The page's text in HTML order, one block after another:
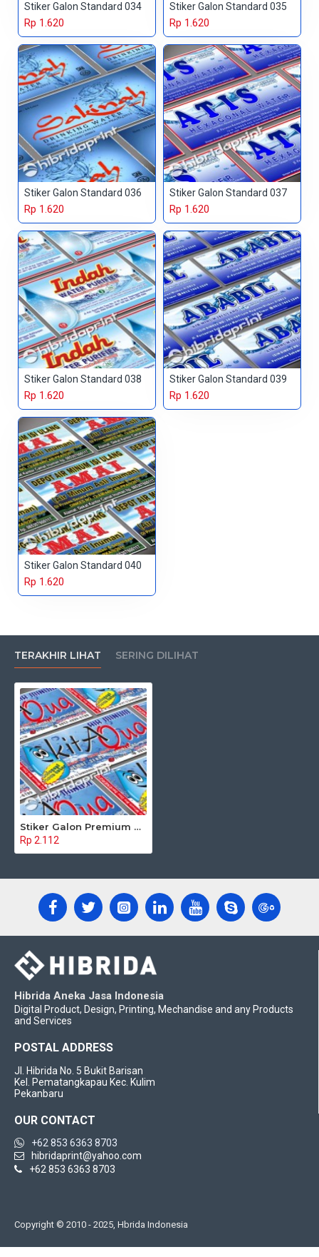
Stiker Galon Standard 034
Rp 1.620
Stiker Galon Standard 035
Rp 1.620
Stiker Galon Standard 036
Rp 1.620
Stiker Galon Standard 037
Rp 1.620
Stiker Galon Standard 038
Rp 1.620
Stiker Galon Standard 039
Rp 1.620
Stiker Galon Standard 040
Rp 1.620
TERAKHIR LIHAT SERING DILIHAT
Stiker Galon Premium 041
Rp 2.112
Hibrida Aneka Jasa Indonesia
Digital Product, Design, Printing, Mechandise and any Products
and Services
POSTAL ADDRESS
Jl. Hibrida No. 5 Bukit Barisan
Kel. Pematangkapau Kec. Kulim
Pekanbaru
OUR CONTACT
+62 853 6363 8703
hibridaprint@yahoo.com
+62 853 6363 8703
Copyright © 2010 - 2025, Hbrida Indonesia